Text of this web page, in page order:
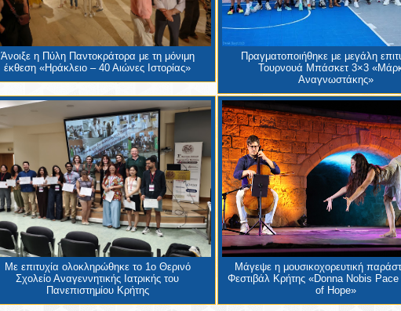
Άνοιξε η Πύλη Παντοκράτορα με τη μόνιμη
έκθεση «Ηράκλειο – 40 Αιώνες Ιστορίας»
Πραγματοποιήθηκε με μεγάλη
Τουρνουά Μπάσκετ 3×3
Αναγνωστάκης»
Με επιτυχία ολοκληρώθηκε το 1ο Θερινό
Σχολείο Αναγεννητικής Ιατρικής του
Πανεπιστημίου Κρήτης
Μάγεψε η μουσικοχορευτική
Φεστιβάλ Κρήτης «Donna Nobis
of Hope»